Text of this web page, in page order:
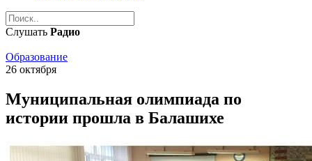
Слушать Радио
Образование
26 октября
Муниципальная олимпиада по
истории прошла в Балашихе